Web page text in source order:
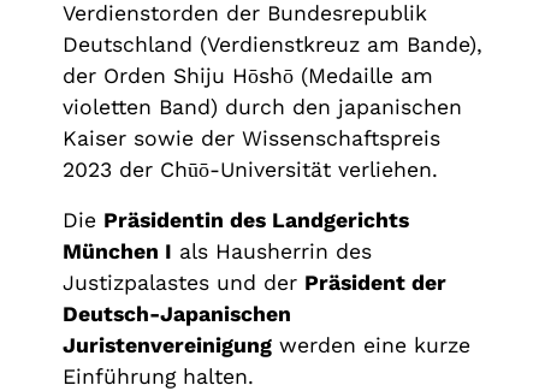
Verdienstorden der Bundesrepublik
Deutschland (Verdienstkreuz am Bande),
der Orden Shiju Hōshō (Medaille am
violetten Band) durch den japanischen
Kaiser sowie der Wissenschaftspreis
2023 der Chūō-Universität verliehen.
Die Präsidentin des Landgerichts
München I als Hausherrin des
Justizpalastes und der Präsident der
Deutsch-Japanischen
Juristenvereinigung werden eine kurze
Einführung halten.